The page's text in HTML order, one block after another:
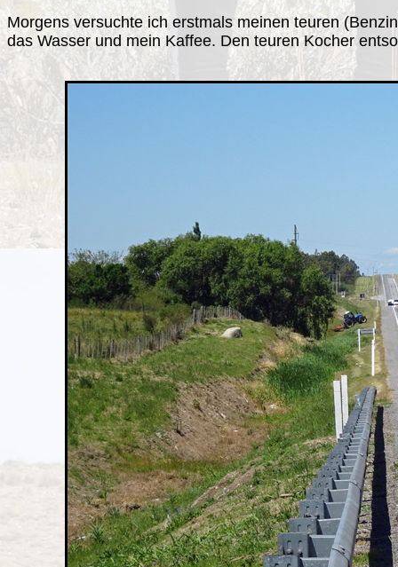
Morgens versuchte ich erstmals meinen teuren
das Wasser und mein Kaffee. Den teuren Kocher